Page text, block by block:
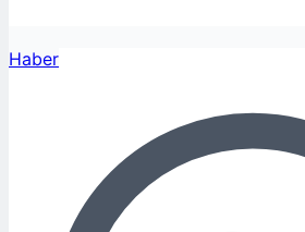
Haber